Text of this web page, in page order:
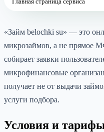
«Займ belochki su» — это
микрозаймов, а не прямое
собирает заявки
микрофинансовые
получает не от выдачи
услуги подбора.
Условия и